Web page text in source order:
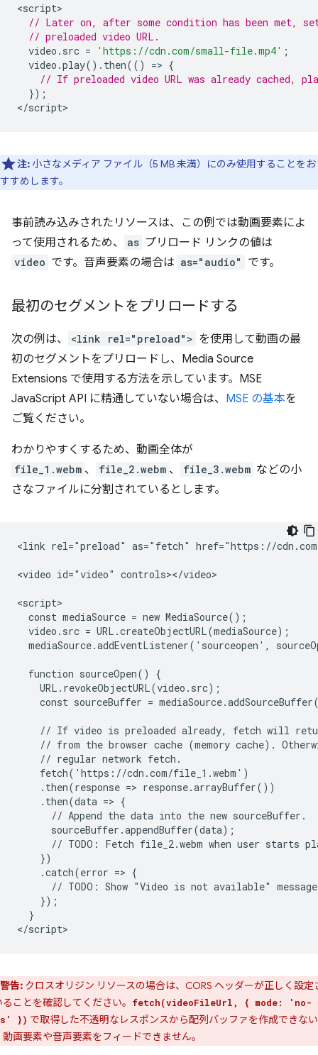
<script
// Later on, after some condition has been met,
// preloaded video URL.
video . src = 'https://cdn.com/small-file.mp4' ;
video .play(). then(() => {
// If preloaded video URL was already cached,
});
</script
注: 小さなメディア ファイル（5 MB 未満）にのみ使用することをお
すすめします。
事前読み込みされたリソースは、この例では動画要素によ
って使用されるため、
as プリロード リンクの値は
video です。音声要素の場合は as="audio" です。
最初のセグメントをプリロードする
次の例は、 <link rel="preload"> を使用して動画の最
初のセグメントをプリロードし、Media Source
Extensions で使用する方法を示しています。MSE
JavaScript API に精通していない場合は、 MSE の基本を
ご覧ください。
わかりやすくするため、動画全体が
file_1.webm 、 file_2.webm 、 file_3.webm などの小
さなファイルに分割されているとします。
<link rel="preload" as="fetch" href="https://
<video id="video" controls></video>
<script>
  const mediaSource = new MediaSource();
  video.src = URL.createObjectURL(mediaSource);
mediaSource.addEventListener('sourceopen',
  function sourceOpen() {
    URL.revokeObjectURL(video.src);
const sourceBuffer =
// If video is preloaded already, fetch will
// from the browser cache (memory cache).
    // regular network fetch.
    fetch('https://cdn.com/file_1.webm')
    .then(response => response.arrayBuffer())
    .then(data => {
      // Append the data into the new sourceBuffer.
      sourceBuffer.appendBuffer(data);
// TODO: Fetch file_2.webm when user starts
    })
    .catch(error => {
// TODO: Show "Video is not available"
    });
  }
警告: クロスオリジン リソースの場合は、CORS ヘッダーが正しく設定
ことを確認してください。
fetch(videoFileUrl, { mode: 'no-
}) で取得した不透明なレスポンスから配列バッファを作成できな
画要素や音声要素をフィードできません。